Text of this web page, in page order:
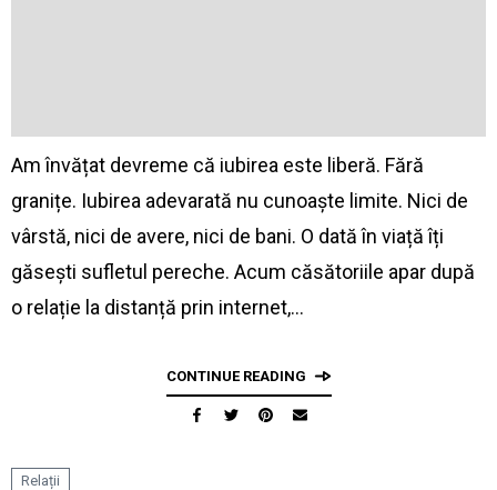
Am învățat devreme că iubirea este liberă. Fără
granițe. Iubirea adevarată nu cunoaște limite. Nici de
vârstă, nici de avere, nici de bani. O dată în viață îți
găsești sufletul pereche. Acum căsătoriile apar după
o relație la distanță prin in­ter­net,…
CONTINUE READING
Relații